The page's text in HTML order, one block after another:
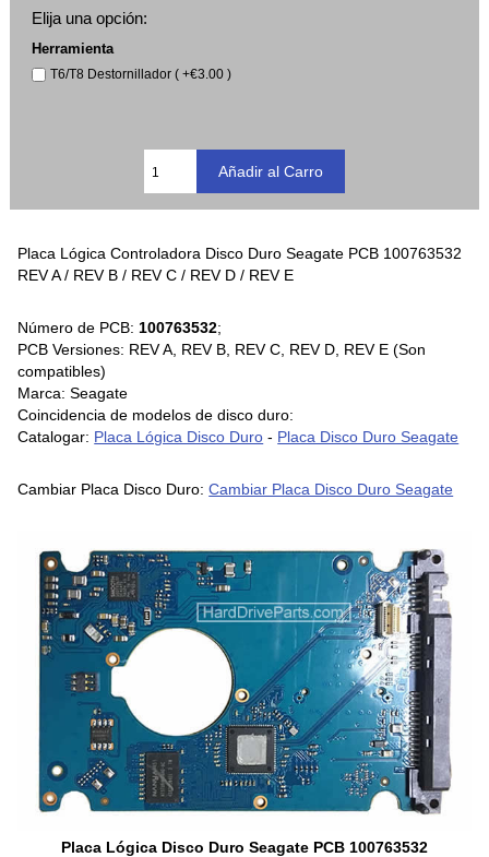
Elija una opción:
Herramienta
T6/T8 Destornillador ( +€3.00 )
Placa Lógica Controladora Disco Duro Seagate PCB 100763532
REV A / REV B / REV C / REV D / REV E
Número de PCB: 100763532;
PCB Versiones: REV A, REV B, REV C, REV D, REV E (Son
compatibles)
Marca: Seagate
Coincidencia de modelos de disco duro:
Catalogar: Placa Lógica Disco Duro - Placa Disco Duro Seagate
Cambiar Placa Disco Duro:Cambiar Placa Disco Duro Seagate
Placa Lógica Disco Duro Seagate PCB 100763532